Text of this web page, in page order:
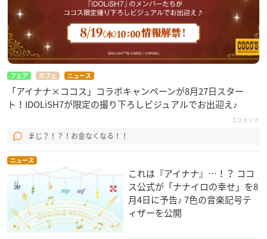
フェア カフェ ニュース
「アイナナ×ココス」コラボキャンペーンが8月27日スター
ト！IDOLiSH7が限定の撮り下ろしビジュアルでお出迎え♪
3コメント
まじ？！？！お金なくなる！！
ニュース
これは『アイナナ』…！？ ココ
ス公式が「ナナイロの幸せ」を8
月4日に予告♪ 7色の音楽記号テ
ィザーを公開